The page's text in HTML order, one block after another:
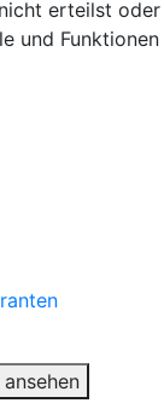
erteilst oder
und Funktionen